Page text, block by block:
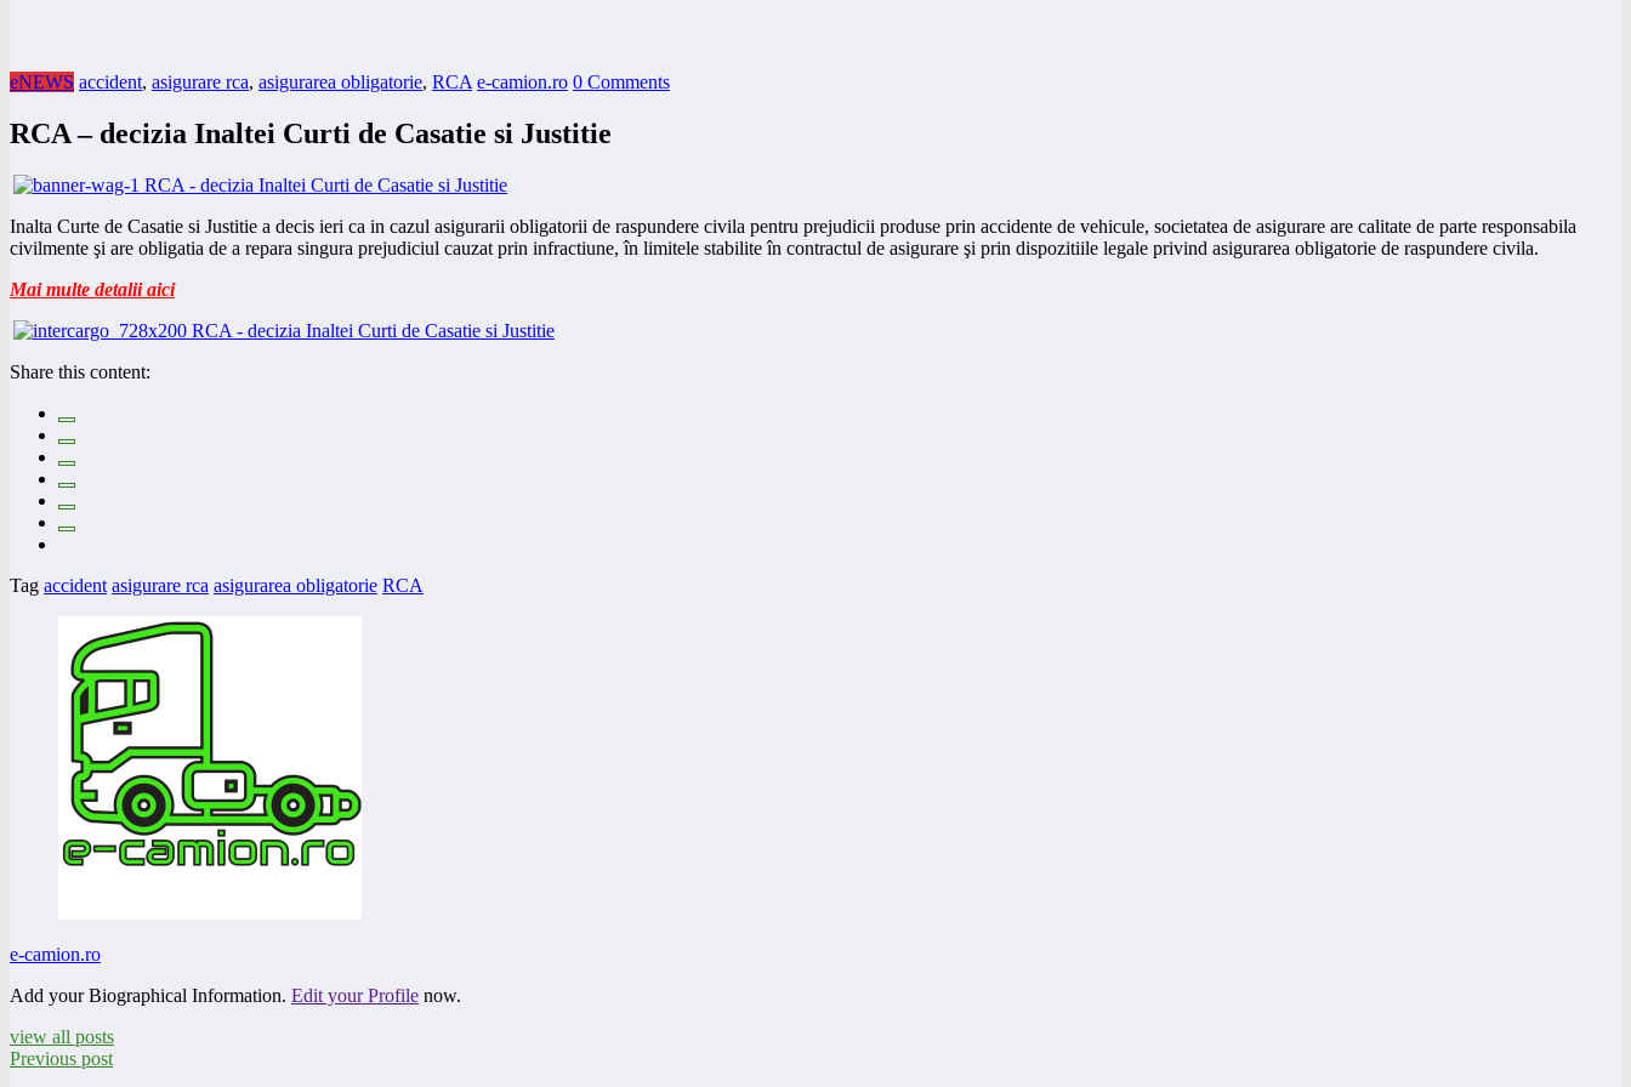
eNEWS accident, asigurare rca, asigurarea obligatorie, RCA e-camion.ro 0 Comments
RCA – decizia Inaltei Curti de Casatie si Justitie
Inalta Curte de Casatie si Justitie a decis ieri ca in cazul asigurarii obligatorii de raspundere civila pentru prejudicii produse prin accidente de vehicule, societatea de asigurare are calitate de parte responsabila
civilmente şi are obligatia de a repara singura prejudiciul cauzat prin infractiune, în limitele stabilite în contractul de asigurare şi prin dispozitiile legale privind asigurarea obligatorie de raspundere civila.
Mai multe detalii aici
Share this content:
Tag accident asigurare rca asigurarea obligatorie RCA
e-camion.ro
Add your Biographical Information. Edit your Profile now.
view all posts
Previous post